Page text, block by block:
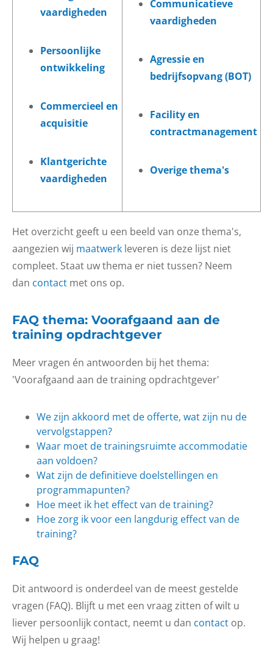
vaardigheden
Persoonlijke
ontwikkeling
Commercieel en
acquisitie
Klantgerichte
vaardigheden
Communicatieve
vaardigheden
Agressie en
bedrijfsopvang (BOT)
Facility en
contractmanagement
Overige thema's
Het overzicht geeft u een beeld van onze thema's,
aangezien wij maatwerk leveren is deze lijst niet
compleet. Staat uw thema er niet tussen? Neem
dan contact met ons op.
FAQ thema: Voorafgaand aan de
training opdrachtgever
Meer vragen én antwoorden bij het thema:
'Voorafgaand aan de training opdrachtgever'
We zijn akkoord met de offerte, wat zijn nu de
vervolgstappen?
Waar moet de trainingsruimte accommodatie
aan voldoen?
Wat zijn de definitieve doelstellingen en
programmapunten?
Hoe meet ik het effect van de training?
Hoe zorg ik voor een langdurig effect van de
training?
FAQ
Dit antwoord is onderdeel van de meest gestelde
vragen (FAQ). Blijft u met een vraag zitten of wilt u
liever persoonlijk contact, neemt u dan contact op.
Wij helpen u graag!